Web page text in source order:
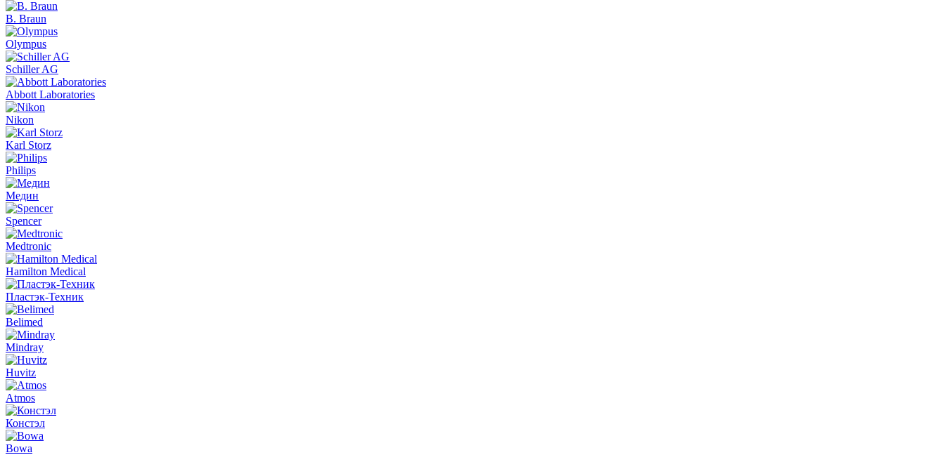
B. Braun
Olympus
Schiller AG
Abbott Laboratories
Nikon
Karl Storz
Philips
Медин
Spencer
Medtronic
Hamilton Medical
Пластэк-Техник
Belimed
Mindray
Huvitz
Atmos
Констэл
Bowa